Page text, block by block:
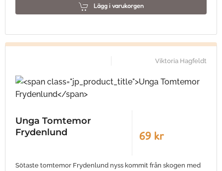
Lägg i varukorgen
Viktoria Hagfeldt
Unga Tomtemor
Frydenlund
69 kr
Sötaste tomtemor Frydenlund nyss kommit från skogen med